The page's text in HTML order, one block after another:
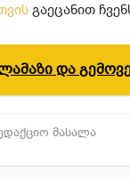
გაეცანით
და
მასალა